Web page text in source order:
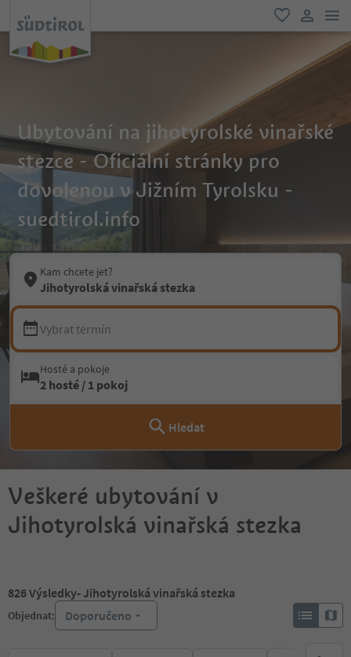
oblíbené
Ubytování na jihotyrolské vinařské
stezce - Oficiální stránky pro
dovolenou v Jižním Tyrolsku -
suedtirol.info
Kam chcete jet?
Jihotyrolská vinařská stezka
Vybrat termín
Hosté a pokoje
2 hosté / 1 pokoj
Hledat
Veškeré ubytování v
Jihotyrolská vinařská stezka
826Výsledky- Jihotyrolská vinařská stezka
Objednat: Doporučeno